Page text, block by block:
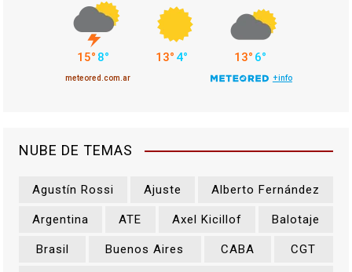
NUBE DE TEMAS
Agustín Rossi Ajuste Alberto Fernández
Argentina ATE Axel Kicillof Balotaje
Brasil Buenos Aires CABA CGT